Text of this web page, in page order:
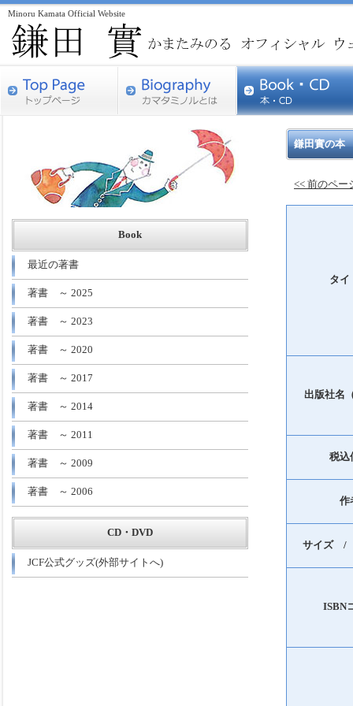
Minoru Kamata Official Website
鎌田實の本
<< 前のペー
タイ
出版社名
税込
作
サイズ /
ISBN
Book
最近の著書
著書 ～ 2025
著書 ～ 2023
著書 ～ 2020
著書 ～ 2017
著書 ～ 2014
著書 ～ 2011
著書 ～ 2009
著書 ～ 2006
CD・DVD
JCF公式グッズ(外部サイトへ)